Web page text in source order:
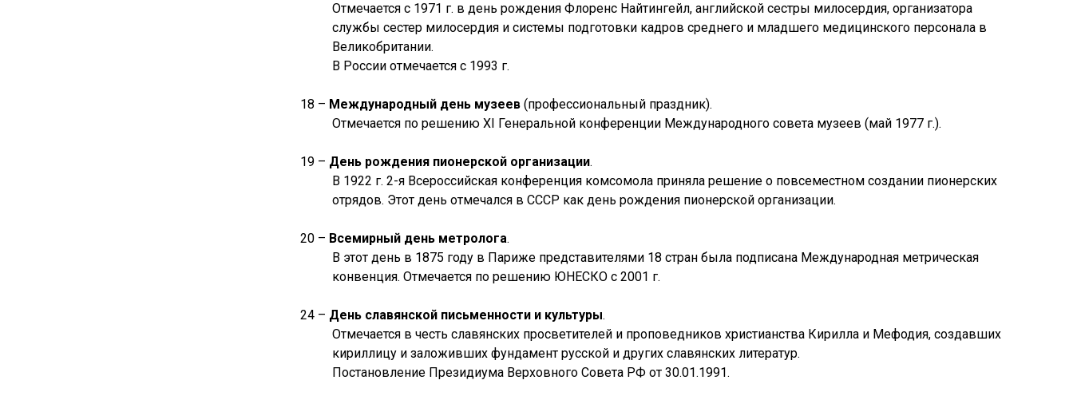
Отмечается с 1971 г. в день рождения Флоренс Найтингейл, английской сестры милосердия, организатора
службы сестер милосердия и системы подготовки кадров среднего и младшего медицинского персонала в
Великобритании.
В России отмечается с 1993 г.
18 – Международный день музеев (профессиональный праздник).
Отмечается по решению XI Генеральной конференции Международного совета музеев (май 1977 г.).
19 – День рождения пионерской организации.
В 1922 г. 2-я Всероссийская конференция комсомола приняла решение о повсеместном создании пионерских
отрядов. Этот день отмечался в СССР как день рождения пионерской организации.
20 – Всемирный день метролога.
В этот день в 1875 году в Париже представителями 18 стран была подписана Международная метрическая
конвенция. Отмечается по решению ЮНЕСКО с 2001 г.
24 – День славянской письменности и культуры.
Отмечается в честь славянских просветителей и проповедников христианства Кирилла и Мефодия, создавших
кириллицу и заложивших фундамент русской и других славянских литератур.
Постановление Президиума Верховного Совета РФ от 30.01.1991.